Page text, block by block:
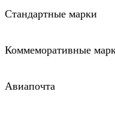
Стандартные марки
Коммеморативные
Авиапочта